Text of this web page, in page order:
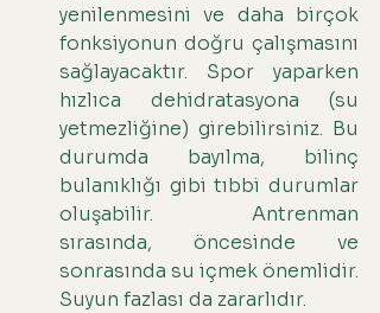
yenilenmesini ve daha birçok
fonksiyonun doğru çalışmasını
sağlayacaktır. Spor yaparken
hızlıca dehidratasyona (su
yetmezliğine) girebilirsiniz. Bu
durumda bayılma, bilinç
bulanıklığı gibi tıbbi durumlar
oluşabilir. Antrenman
sırasında, öncesinde ve
sonrasında su içmek önemlidir.
Suyun fazlası da zararlıdır.